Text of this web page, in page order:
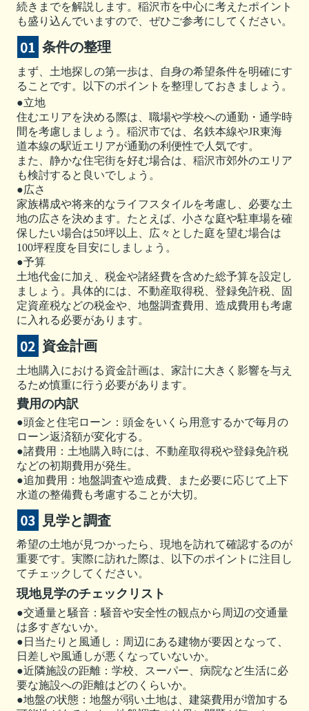
続きまでを解説します。稲沢市を中心に考えたポイント
も盛り込んでいますので、ぜひご参考にしてください。
条件の整理
まず、土地探しの第一歩は、自身の希望条件を明確にす
ることです。以下のポイントを整理しておきましょう。
●立地
住むエリアを決める際は、職場や学校への通勤・通学時
間を考慮しましょう。稲沢市では、名鉄本線やJR東海
道本線の駅近エリアが通勤の利便性で人気です。
また、静かな住宅街を好む場合は、稲沢市郊外のエリア
も検討すると良いでしょう。
●広さ
家族構成や将来的なライフスタイルを考慮し、必要な土
地の広さを決めます。たとえば、小さな庭や駐車場を確
保したい場合は50坪以上、広々とした庭を望む場合は
100坪程度を目安にしましょう。
●予算
土地代金に加え、税金や諸経費を含めた総予算を設定し
ましょう。具体的には、不動産取得税、登録免許税、固
定資産税などの税金や、地盤調査費用、造成費用も考慮
に入れる必要があります。
資金計画
土地購入における資金計画は、家計に大きく影響を与え
るため慎重に行う必要があります。
費用の内訳
●頭金と住宅ローン：頭金をいくら用意するかで毎月の
ローン返済額が変化する。
●諸費用：土地購入時には、不動産取得税や登録免許税
などの初期費用が発生。
●追加費用：地盤調査や造成費、また必要に応じて上下
水道の整備費も考慮することが大切。
見学と調査
希望の土地が見つかったら、現地を訪れて確認するのが
重要です。実際に訪れた際は、以下のポイントに注目し
てチェックしてください。
現地見学のチェックリスト
●交通量と騒音：騒音や安全性の観点から周辺の交通量
は多すぎないか。
●日当たりと風通し：周辺にある建物が要因となって、
日差しや風通しが悪くなっていないか。
●近隣施設の距離：学校、スーパー、病院など生活に必
要な施設への距離はどのくらいか。
●地盤の状態：地盤が弱い土地は、建築費用が増加する